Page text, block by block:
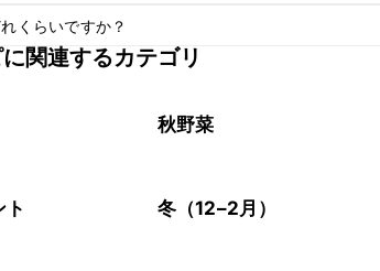
ピの場合にアルコールを含む調味料をそのまま使
るため、あらかじめ煮切りを行いアルコール分を
くらいですか？
冷蔵で4~5日が目安です。なるべくお早めにお召し上
安です。
関連するカテゴリ
秋野菜
冬（12–2月）